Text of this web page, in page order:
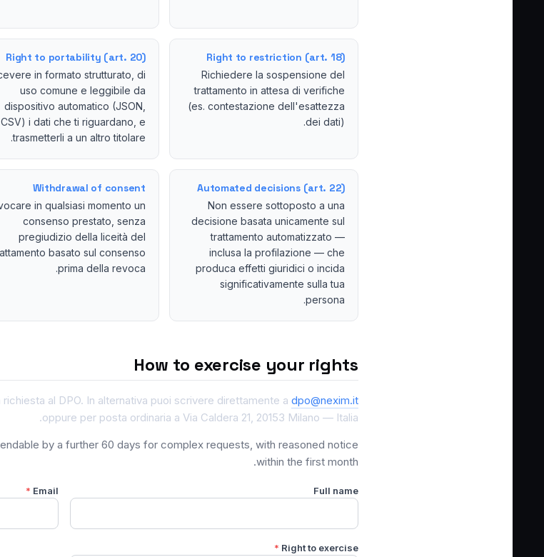
Right to restriction (art. 18)
Richiedere la sospensione del
trattamento in attesa di verifiche
(es. contestazione dell'esattezza
dei dati).
Right to portability (art. 20)
in formato strutturato, di
uso comune e leggibile da
dispositivo automatico (JSON,
CSV) i dati che ti riguardano, e
trasmetterli a un altro titolare.
Automated decisions (art. 22)
Non essere sottoposto a una
decisione basata unicamente sul
trattamento automatizzato —
inclusa la profilazione — che
produca effetti giuridici o incida
significativamente sulla tua
persona.
Withdrawal of consent
in qualsiasi momento un
consenso prestato, senza
pregiudizio della liceità del
basato sul consenso
prima della revoca.
How to exercise your rights
al DPO. In alternativa puoi scrivere direttamente a dpo@nexim.it
oppure per posta ordinaria a Via Caldera 21, 20153 Milano — Italia.
by a further 60 days for complex requests, with reasoned notice
within the first month.
Full name
Email
*
Right to exercise
*